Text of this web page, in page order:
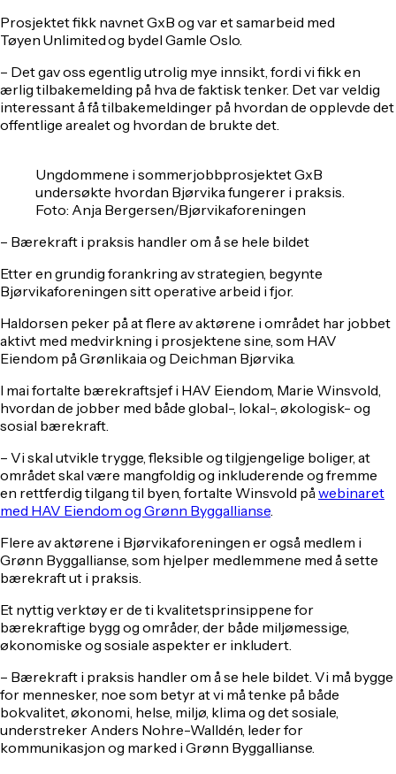
Prosjektet fikk navnet GxB og var et samarbeid med
Tøyen Unlimited og bydel Gamle Oslo.
– Det gav oss egentlig utrolig mye innsikt, fordi vi fikk en
ærlig tilbakemelding på hva de faktisk tenker. Det var veldig
interessant å få tilbakemeldinger på hvordan de opplevde det
offentlige arealet og hvordan de brukte det.
Ungdommene i sommerjobbprosjektet GxB
undersøkte hvordan Bjørvika fungerer i praksis.
Foto: Anja Bergersen/Bjørvikaforeningen
– Bærekraft i praksis handler om å se hele bildet
Etter en grundig forankring av strategien, begynte
Bjørvikaforeningen sitt operative arbeid i fjor.
Haldorsen peker på at flere av aktørene i området har jobbet
aktivt med medvirkning i prosjektene sine, som HAV
Eiendom på Grønlikaia og Deichman Bjørvika.
I mai fortalte bærekraftsjef i HAV Eiendom, Marie Winsvold,
hvordan de jobber med både global-, lokal-, økologisk- og
sosial bærekraft.
– Vi skal utvikle trygge, fleksible og tilgjengelige boliger, at
området skal være mangfoldig og inkluderende og fremme
en rettferdig tilgang til byen, fortalte Winsvold på webinaret
med HAV Eiendom og Grønn Byggallianse
Flere av aktørene i Bjørvikaforeningen er også medlem i
Grønn Byggallianse, som hjelper medlemmene med å sette
bærekraft ut i praksis.
Et nyttig verktøy er de ti kvalitetsprinsippene for
bærekraftige bygg og områder, der både miljømessige,
økonomiske og sosiale aspekter er inkludert.
– Bærekraft i praksis handler om å se hele bildet. Vi må bygge
for mennesker, noe som betyr at vi må tenke på både
bokvalitet, økonomi, helse, miljø, klima og det sosiale,
understreker Anders Nohre-Walldén, leder for
kommunikasjon og marked i Grønn Byggallianse.